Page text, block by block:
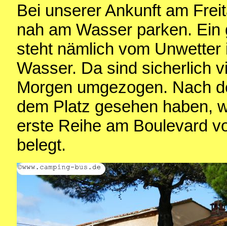
Bei unserer Ankunft am
nah am Wasser parken.
steht nämlich vom
Wasser. Da sind sicherlich
Morgen umgezogen. Nach
dem Platz gesehen haben,
erste Reihe am Boulevard
belegt.